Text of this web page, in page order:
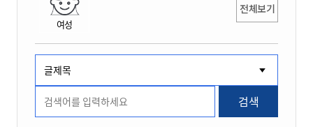
여성
전체보기
검색